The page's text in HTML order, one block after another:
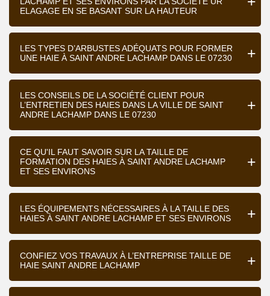
ELAGAGE EN SE BASANT SUR LA HAUTEUR
LES TYPES D’ARBUSTES ADÉQUATS POUR FORMER
UNE HAIE À SAINT ANDRE LACHAMP DANS LE 07230
LES CONSEILS DE LA SOCIÉTÉ CLIENT POUR
L’ENTRETIEN DES HAIES DANS LA VILLE DE SAINT
ANDRE LACHAMP DANS LE 07230
CE QU'IL FAUT SAVOIR SUR LA TAILLE DE
FORMATION DES HAIES À SAINT ANDRE LACHAMP
ET SES ENVIRONS
LES ÉQUIPEMENTS NÉCESSAIRES À LA TAILLE DES
HAIES À SAINT ANDRE LACHAMP ET SES ENVIRONS
CONFIEZ VOS TRAVAUX À L’ENTREPRISE TAILLE DE
HAIE SAINT ANDRE LACHAMP